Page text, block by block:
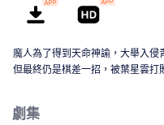
魔人為了得到天命神諭，大舉入侵
但最終仍是棋差一招，被葉星雲
安芸忽然出現。她為了得到葉星雲
劇集